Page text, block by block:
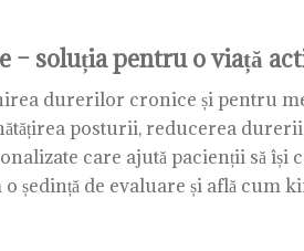
soluția pentru o viață
durerilor cronice și pentru
posturii, reducerea
care ajută pacienții să își
ședință de evaluare și află cum